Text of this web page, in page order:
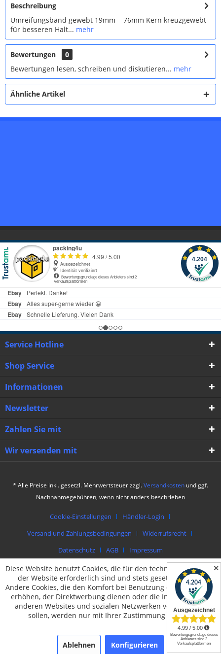
Beschreibung
Umreifungsband gewebt 19mm 76mm Kern kreuzgewebt
für besseren Halt... mehr
Bewertungen
0
Bewertungen lesen, schreiben und diskutieren... mehr
Ähnliche Artikel
✕
Service Hotline
Shop Service
Informationen
Newsletter
Zahlen Sie mit
Wir versenden mit
* Alle Preise inkl. gesetzl. Mehrwertsteuer zzgl.Versandkosten und ggf.
Nachnahmegebühren, wenn nicht anders beschrieben
Cookie-Einstellungen
Händler-Login
Versand und Zahlungsbedingungen
Widerrufsrecht
Datenschutz
AGB Impressum
© by packing4u | Theme bymuto.at
Diese Website benutzt Cookies, die für den technischen Betrieb
der Website erforderlich sind und stets gesetzt werden.
Andere Cookies, die den Komfort bei Benutzung dieser Website
erhöhen, der Direktwerbung dienen oder die Interaktion mit
anderen Websites und sozialen Netzwerken vereinfachen
sollen, werden nur mit Ihrer Zustimmung gesetzt.
Ablehnen Konfigurieren